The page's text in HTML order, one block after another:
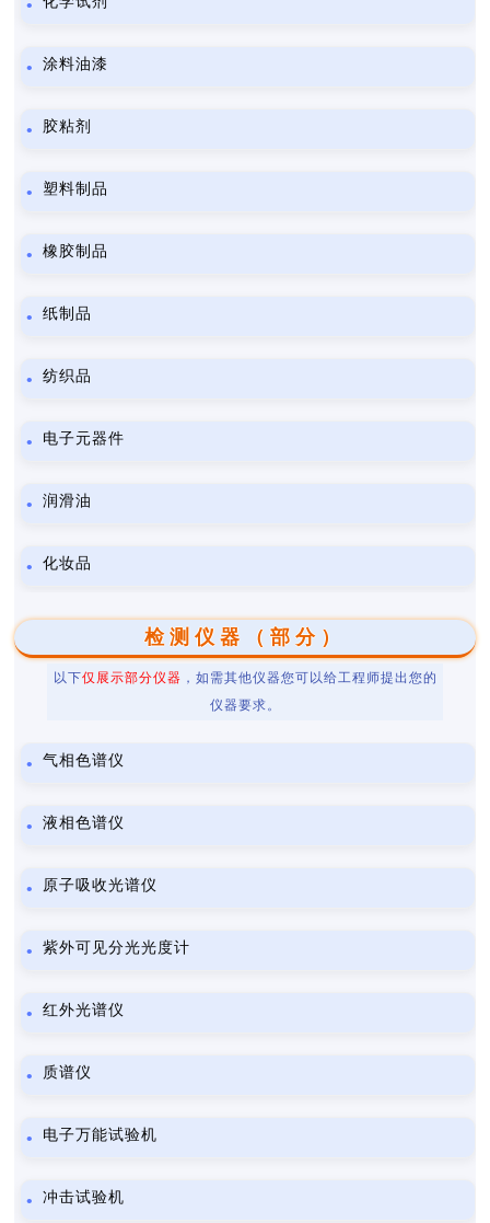
涂料油漆
胶粘剂
塑料制品
橡胶制品
纸制品
纺织品
电子元器件
润滑油
化妆品
检测仪器（部分）
以下仅展示部分仪器 ，如需其他仪器您可以给工程师提出您的
仪器要求。
气相色谱仪
液相色谱仪
原子吸收光谱仪
紫外可见分光光度计
红外光谱仪
质谱仪
电子万能试验机
冲击试验机